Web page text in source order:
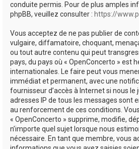
conduite permis. Pour de plus amples
phpBB, veuillez consulter : https://
Vous acceptez de ne pas publier de
vulgaire, diffamatoire, choquant,
ou tout autre contenu qui peut
pays, du pays où « OpenConcerto » est
internationales. Le faire peut vous
immédiat et permanent, avec une
fournisseur d’accès à Internet si nous le
adresses IP de tous les messages sont
au renforcement de ces conditions.
« OpenConcerto » supprime, modifie,
n’importe quel sujet lorsque nous
nécessaire. En tant que membre, vous